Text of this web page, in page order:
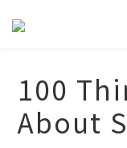
100
About